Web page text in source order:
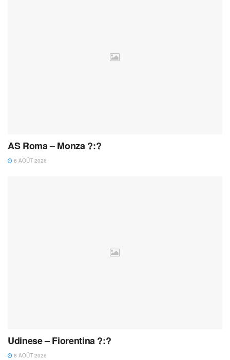
AS Roma – Monza ?:?
8 AOÛT 2026
Udinese – Fiorentina ?:?
8 AOÛT 2026